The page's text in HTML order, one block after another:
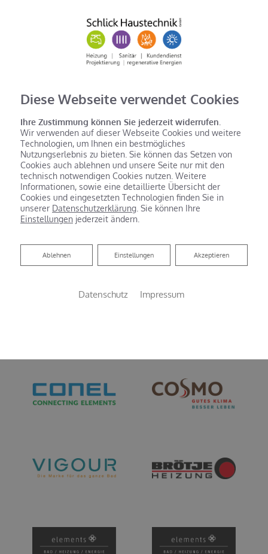
Diese Webseite verwendet Cookies
Ihre Zustimmung können Sie jederzeit widerrufen.
Wir verwenden auf dieser Webseite Cookies und weitere
Technologien, um Ihnen ein bestmögliches
Nutzungserlebnis zu bieten. Sie können das Setzen von
Cookies auch ablehnen und unsere Seite nur mit den
technisch notwendigen Cookies nutzen. Weitere
Informationen, sowie eine detaillierte Übersicht der
Cookies und eingesetzten Technologien finden Sie in
unserer Datenschutzerklärung . Sie können Ihre
Einstellungen jederzeit ändern.
Akzeptieren
Einstellungen
Ablehnen
Ablehnen
Datenschutz Impressum